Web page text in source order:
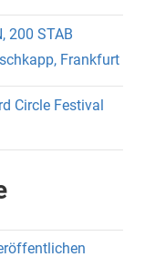
200 STAB
Frankfurt
Circle Festival